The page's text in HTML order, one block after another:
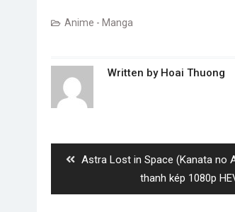
Anime - Manga
Written by Hoai Thuong
Previous
Astra Lost in Space (Kanata no
thanh kép 1080p